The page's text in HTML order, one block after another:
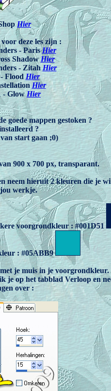
Hier
deze les zijn :
- ParisHier
ShadowHier
- ZitahHier
Flood Hier
Hier
- GlowHier
goede mappen gestoken ?
?
start gaan ;0)
900 x 700 px, transparant.
neem hieruit 2 kleuren die je
werkje.
voorgrondkleur : #001D51
: #05ABB9
je muis in je voorgrondkleur.
je op het tabblad Verloop en
over :